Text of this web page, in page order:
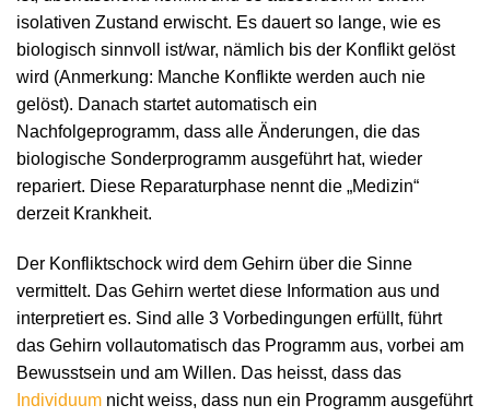
isolativen Zustand erwischt. Es dauert so lange, wie es
biologisch sinnvoll ist/war, nämlich bis der Konflikt gelöst
wird (Anmerkung: Manche Konflikte werden auch nie
gelöst). Danach startet automatisch ein
Nachfolgeprogramm, dass alle Änderungen, die das
biologische Sonderprogramm ausgeführt hat, wieder
repariert. Diese Reparaturphase nennt die „Medizin“
derzeit Krankheit.
Der Konfliktschock wird dem Gehirn über die Sinne
vermittelt. Das Gehirn wertet diese Information aus und
interpretiert es. Sind alle 3 Vorbedingungen erfüllt, führt
das Gehirn vollautomatisch das Programm aus, vorbei am
Bewusstsein und am Willen. Das heisst, dass das
Individuum nicht weiss, dass nun ein Programm ausgeführt